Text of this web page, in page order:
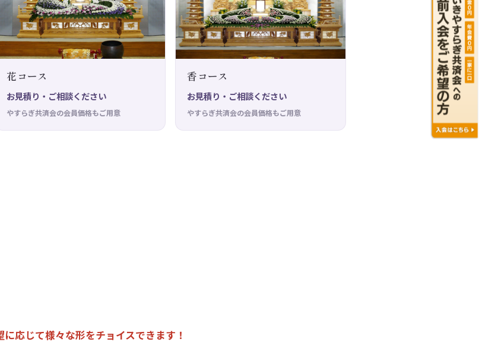
花コース
お見積り・ご相談ください
やすらぎ共済会の会員価格もご用意
香コース
お見積り・ご相談ください
やすらぎ共済会の会員価格もご用意
に応じて様々な形をチョイスできます！